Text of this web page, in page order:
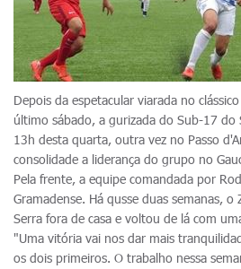
Depois da espetacular viarada no
último sábado, a gurizada do Sub-17 do
13h desta quarta, outra vez no Passo
consolidade a liderança do grupo no
Pela frente, a equipe comandada por
Gramadense. Há qusse duas semanas,
Serra fora de casa e voltou de lá com
"Uma vitória vai nos dar mais
os dois primeiros. O trabalho nessa